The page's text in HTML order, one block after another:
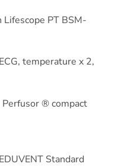
PT BSM-
temperature x 2,
® compact
Standard